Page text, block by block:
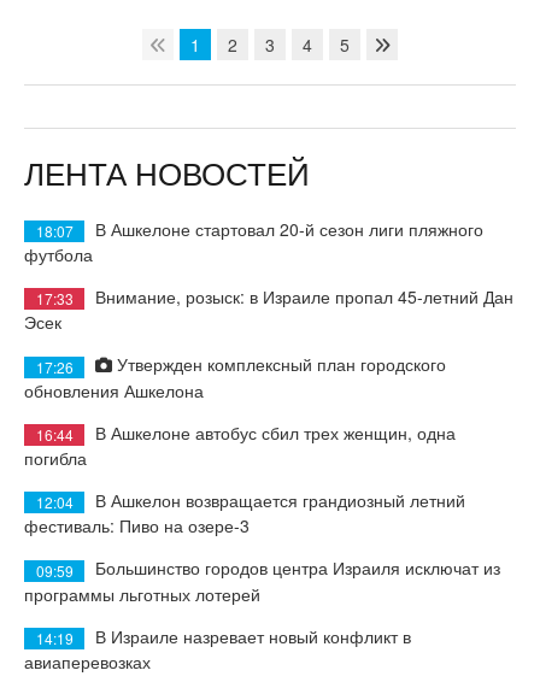
1 2 3 4 5
ЛЕНТА НОВОСТЕЙ
18:07
В Ашкелоне стартовал 20-й сезон лиги пляжного
футбола
17:33
Внимание, розыск: в Израиле пропал 45-летний Дан
Эсек
17:26
Утвержден комплексный план городского
обновления Ашкелона
16:44
В Ашкелоне автобус сбил трех женщин, одна
погибла
12:04
В Ашкелон возвращается грандиозный летний
фестиваль: Пиво на озере-3
09:59
Большинство городов центра Израиля исключат из
программы льготных лотерей
14:19
В Израиле назревает новый конфликт в
авиаперевозках